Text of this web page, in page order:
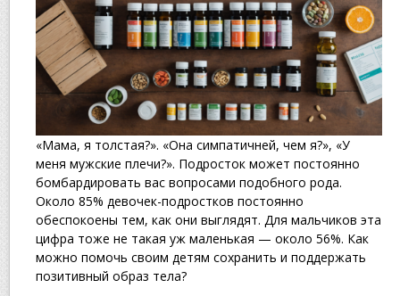
«Мама, я толстая?». «Она симпатичней, чем я?», «У
меня мужские плечи?». Подросток может постоянно
бомбардировать вас вопросами подобного рода.
Около 85% девочек-подростков постоянно
обеспокоены тем, как они выглядят. Для мальчиков эта
цифра тоже не такая уж маленькая — около 56%. Как
можно помочь своим детям сохранить и поддержать
позитивный образ тела?